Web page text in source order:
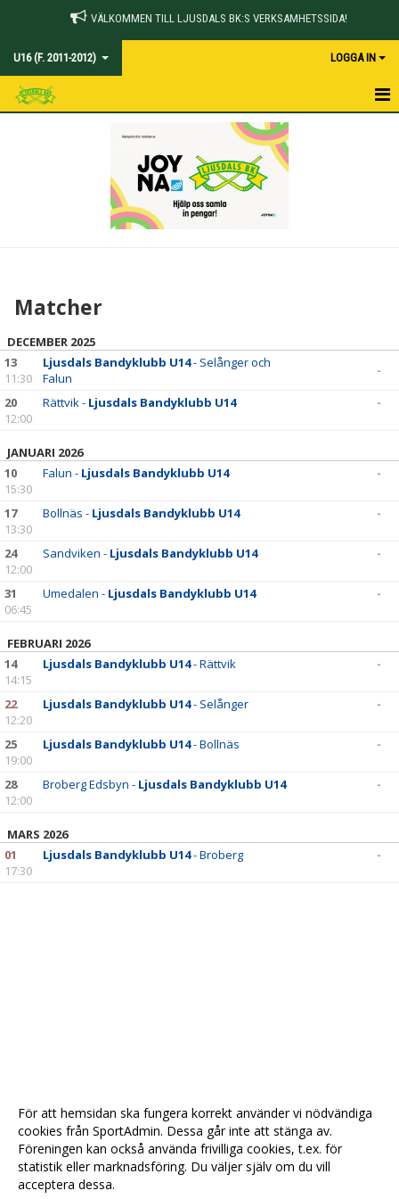
VÄLKOMMEN TILL LJUSDALS BK:S VERKSAMHETSSIDA!
U16 (F. 2011-2012) LOGGA IN
DOKUMENT
KONTAKT
Matcher
DECEMBER 2025
13
11:30
Ljusdals Bandyklubb U14- Selånger och
Falun
-
20
12:00
Rättvik - Ljusdals Bandyklubb U14 -
JANUARI 2026
10
15:30
Falun - Ljusdals Bandyklubb U14 -
17
13:30
Bollnäs - Ljusdals Bandyklubb U14 -
24
12:00
Sandviken - Ljusdals Bandyklubb U14 -
31
06:45
Umedalen - Ljusdals Bandyklubb U14 -
FEBRUARI 2026
14
14:15
Ljusdals Bandyklubb U14- Rättvik -
22
12:20
Ljusdals Bandyklubb U14- Selånger -
25
19:00
Ljusdals Bandyklubb U14- Bollnäs -
28
12:00
Broberg Edsbyn - Ljusdals Bandyklubb U14 -
MARS 2026
01
17:30
Ljusdals Bandyklubb U14- Broberg -
För att hemsidan ska fungera korrekt använder vi nödvändiga
cookies från SportAdmin. Dessa går inte att stänga av.
Föreningen kan också använda frivilliga cookies, t.ex. för
statistik eller marknadsföring. Du väljer själv om du vill
acceptera dessa.